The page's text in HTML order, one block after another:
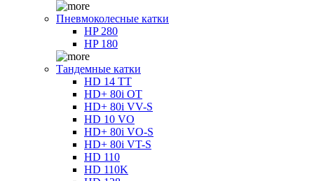
Пневмоколесные катки
HP 280
HP 180
Тандемные катки
HD 14 TT
HD+ 80i OT
HD+ 80i VV-S
HD 10 VO
HD+ 80i VO-S
HD+ 80i VT-S
HD 110
HD 110K